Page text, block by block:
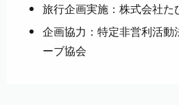
旅行企画実施：株式会社た
企画協力：特定非営利活
ーブ協会